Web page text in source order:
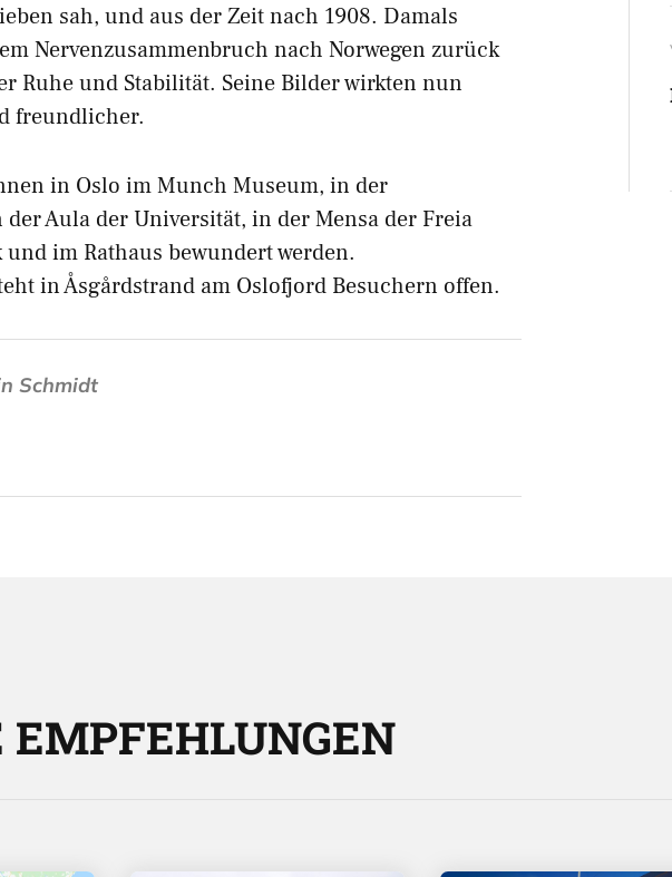
sah, und aus der Zeit nach 1908. Damals
Nervenzusammenbruch nach Norwegen zurück
Ruhe und Stabilität. Seine Bilder wirkten nun
freundlicher.
in Oslo im Munch Museum, in der
Aula der Universität, in der Mensa der Freia
im Rathaus bewundert werden.
in Åsgårdstrand am Oslofjord Besuchern offen.
Schmidt
EMPFEHLUNGEN